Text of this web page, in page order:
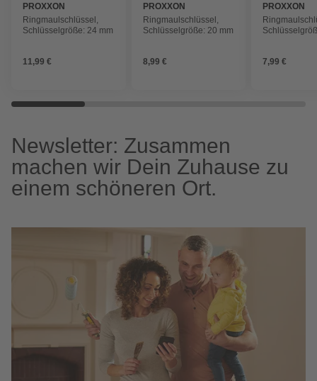
PROXXON
Ringmaulschlüssel,
Schlüsselgröße: 24 mm
11,99 €
PROXXON
Ringmaulschlüssel,
Schlüsselgröße: 20 mm
8,99 €
PROXXON
7,99 €
Newsletter: Zusammen
machen wir Dein Zuhause zu
einem schöneren Ort.